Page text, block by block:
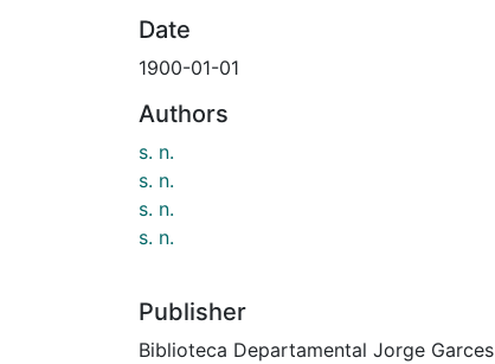
Date
1900-01-01
Authors
s. n.
s. n.
s. n.
s. n.
Publisher
Biblioteca Departamental Jorge Garces